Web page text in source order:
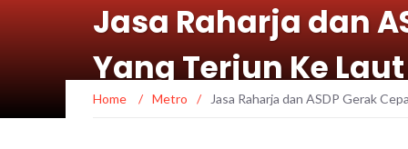
Jasa Raharja dan
Yang Terjun Ke Laut
Home / Metro / Jasa Raharja dan ASDP Gerak